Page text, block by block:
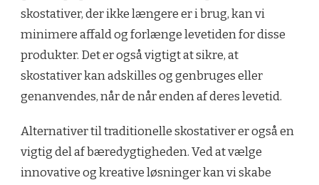
skostativer, der ikke længere er i brug, kan vi
minimere affald og forlænge levetiden for disse
produkter. Det er også vigtigt at sikre, at
skostativer kan adskilles og genbruges eller
genanvendes, når de når enden af deres levetid.
Alternativer til traditionelle skostativer er også en
vigtig del af bæredygtigheden. Ved at vælge
innovative og kreative løsninger kan vi skabe